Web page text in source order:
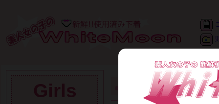
Girls
ききららＳＨＯＰ